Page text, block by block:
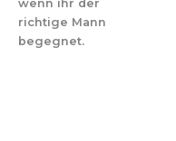
wenn ihr der
richtige Mann
begegnet.